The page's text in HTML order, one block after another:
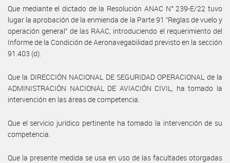
Que mediante el dictado de la Resolución ANAC N° 239-E/22 tuvo
lugar la aprobación de la enmienda de la Parte 91 “Reglas de vuelo y
operación general” de las RAAC, introduciendo el requerimiento del
Informe de la Condición de Aeronavegabilidad previsto en la sección
91.403 (d).
Que la DIRECCIÓN NACIONAL DE SEGURIDAD OPERACIONAL de la
ADMINISTRACIÓN NACIONAL DE AVIACIÓN CIVIL, ha tomado la
intervención en las áreas de competencia.
Que el servicio jurídico pertinente ha tomado la intervención de su
competencia.
Que la presente medida se usa en uso de las facultades otorgadas